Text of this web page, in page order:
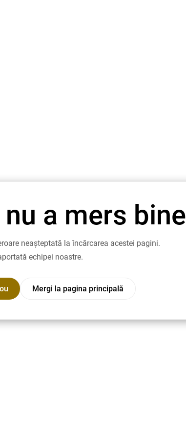
nu a mers bine
neașteptată la încărcarea acestei pagini.
echipei noastre.
Mergi la pagina principală